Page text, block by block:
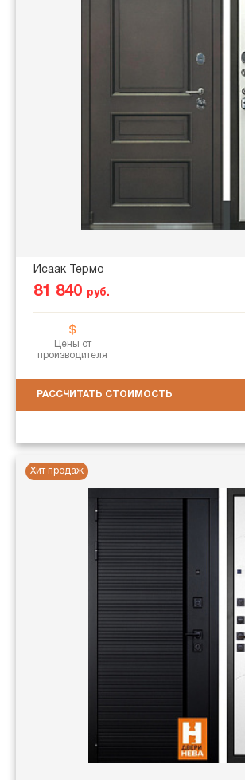
Исаак Термо
81 840 руб.
Цены от
производителя
РАССЧИТАТЬ СТОИМОСТЬ
Хит продаж